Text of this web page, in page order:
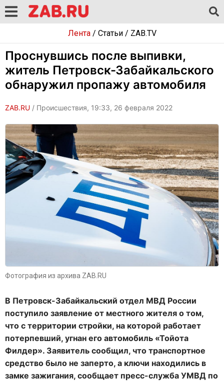
Лента/ Статьи/ ZAB.TV
Проснувшись после выпивки,
житель Петровск-Забайкальского
обнаружил пропажу автомобиля
ZAB.RU / Происшествия, 19:33, 26 февраля 2022
Фотография из архива ZAB.RU
В Петровск-Забайкальский отдел МВД России
поступило заявление от местного жителя о том,
что с территории стройки, на которой работает
потерпевший, угнан его автомобиль «Тойота
Филдер». Заявитель сообщил, что транспортное
средство было не заперто, а ключи находились в
замке зажигания, сообщает пресс-служба УМВД по